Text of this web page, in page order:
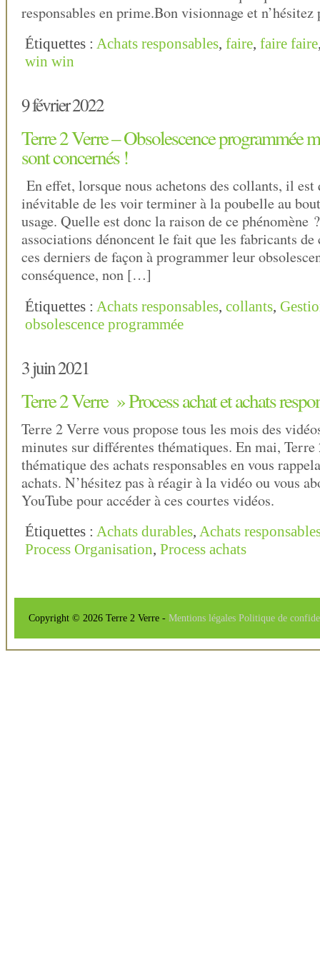
responsables en prime.Bon visionnage et n’hésitez
Étiquettes : Achats responsables, faire, faire faire
win win
9 février 2022
Terre 2 Verre – Obsolescence programmée
sont concernés !
En effet, lorsque nous achetons des collants, il est
inévitable de les voir terminer à la poubelle au
usage. Quelle est donc la raison de ce phénomène
associations dénoncent le fait que les fabricants
ces derniers de façon à programmer leur
conséquence, non […]
Étiquettes : Achats responsables, collants,
obsolescence programmée
3 juin 2021
Terre 2 Verre » Process achat et achats
Terre 2 Verre vous propose tous les mois des
minutes sur différentes thématiques. En mai,
thématique des achats responsables en vous
achats. N’hésitez pas à réagir à la vidéo ou vous
YouTube pour accéder à ces courtes vidéos.
Étiquettes : Achats durables, Achats
Process Organisation, Process achats
Copyright © 2026 Terre 2 Verre - Mentions légales Politique de